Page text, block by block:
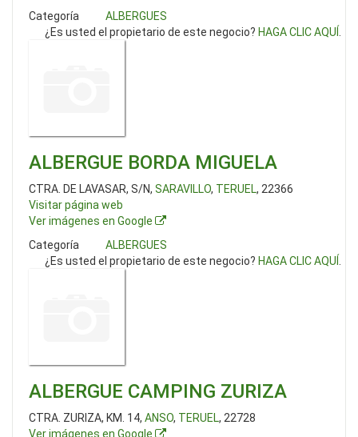
Categoría
ALBERGUES
¿Es usted el propietario de este negocio? HAGA CLIC AQUÍ .
ALBERGUE BORDA MIGUELA
CTRA. DE LAVASAR, S/N, SARAVILLO, TERUEL, 22366
Visitar página web
Ver imágenes en Google
Categoría
ALBERGUES
¿Es usted el propietario de este negocio? HAGA CLIC AQUÍ .
ALBERGUE CAMPING ZURIZA
CTRA. ZURIZA, KM. 14, ANSO, TERUEL, 22728
Ver imágenes en Google